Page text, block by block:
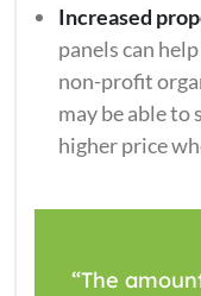
Increased
panels can
non-profit
may be able
higher price
“The